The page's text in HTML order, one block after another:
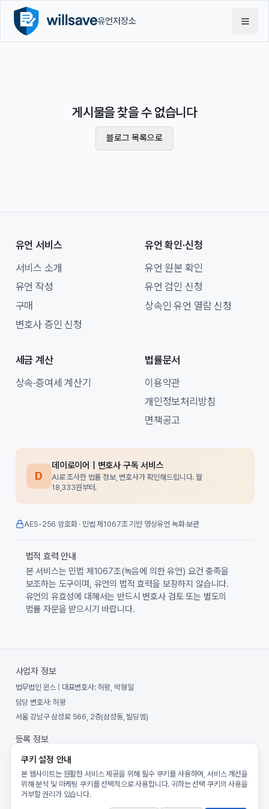
유언저장소
게시물을 찾을 수 없습니다
블로그 목록으로
유언 서비스
서비스 소개
유언 작성
구매
변호사 증인 신청
유언 확인·신청
유언 원본 확인
유언 검인 신청
상속인 유언 열람 신청
세금 계산
상속·증여세 계산기
법률문서
이용약관
개인정보처리방침
면책공고
D
데이로이어 | 변호사 구독 서비스
AI로 조사한 법률 정보, 변호사가 확인해드립니다. 월
18,333원부터.
AES-256 암호화 · 민법 제1067조 기반 영상유언 녹화·보관
법적 효력 안내
본 서비스는 민법 제1067조(녹음에 의한 유언) 요건 충족을
보조하는 도구이며, 유언의 법적 효력을 보장하지 않습니다.
유언의 유효성에 대해서는 반드시 변호사 검토 또는 별도의
법률 자문을 받으시기 바랍니다.
사업자 정보
법무법인 윈스 | 대표변호사: 허왕, 박형일
담당 변호사:허왕
서울 강남구 삼성로 566, 2층(삼성동, 빌딩엠)
등록 정보
사업자등록번호:557-86-00970
통신판매업 신고번호:제2025-서울강남-00127호
개인정보보호책임자: 허왕(privacy@willsave.co.kr )
호스팅:Amazon Web Services (AWS)
쿠키 설정 안내
본 웹사이트는 원활한 서비스 제공을 위해 필수 쿠키를 사용하며, 서비스 개선을
위해 분석 및 마케팅 쿠키를 선택적으로 사용합니다. 귀하는 선택 쿠키의 사용을
거부할 권리가 있습니다.